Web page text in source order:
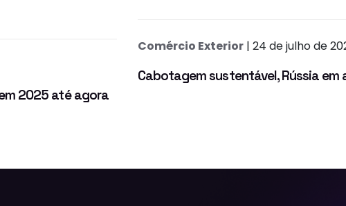
2025 até agora
Comércio Exterior | 24 de julho de
Cabotagem sustentável, Rússia em